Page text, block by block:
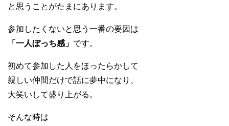
と思うことがたまにあります。
参加したくないと思う一番の要因は
「一人ぼっち感」 です。
初めて参加した人をほったらかして
親しい仲間だけで話に夢中になり、
大笑いして盛り上がる。
そんな時は